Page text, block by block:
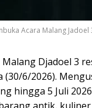
Acara Malang Jadoel
Malang Djadoel 3
6/2026).
hingga 5 Juli